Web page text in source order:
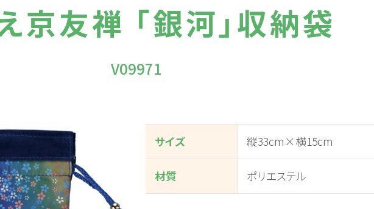
京友禅 「銀河」収納袋
V09971
サイズ 縦33cm×横15cm
材質 ポリエステル